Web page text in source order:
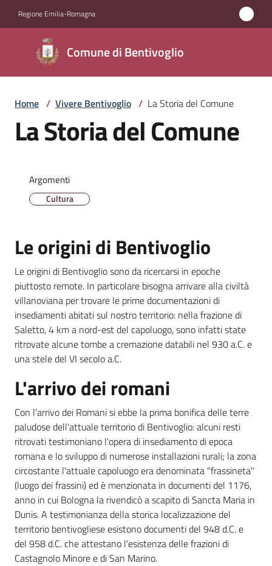
Regione Emilia-Romagna
Comune di Bentivoglio
Comune di
Bentivoglio
Amministrazione
Novità
Servizi
Menu selezionato
Amministrazione
Trasparente
A
l
b
o
P
r
e
t
o
r
i
o
o
n
l
Home / Vivere Bentivoglio / La Storia del Comune
La Storia del Comune
Argomenti
Cultura
Le origini di Bentivoglio
Le origini di Bentivoglio sono da ricercarsi in epoche
piuttosto remote. In particolare bisogna arrivare alla civiltà
villanoviana per trovare le prime documentazioni di
insediamenti abitati sul nostro territorio: nella frazione di
Saletto, 4 km a nord-est del capoluogo, sono infatti state
ritrovate alcune tombe a cremazione databili nel 930 a.C. e
una stele del VI secolo a.C.
L'arrivo dei romani
Con l’arrivo dei Romani si ebbe la prima bonifica delle terre
paludose dell'attuale territorio di Bentivoglio: alcuni resti
ritrovati testimoniano l'opera di insediamento di epoca
romana e lo sviluppo di numerose installazioni rurali; la zona
circostante l'attuale capoluogo era denominata "frassineta"
(luogo dei frassini) ed è menzionata in documenti del 1176,
anno in cui Bologna la rivendicò a scapito di Sancta Maria in
Dunis. A testimonianza della storica localizzazione del
territorio bentivogliese esistono documenti del 948 d.C. e
del 958 d.C. che attestano l'esistenza delle frazioni di
Castagnolo Minore e di San Marino.